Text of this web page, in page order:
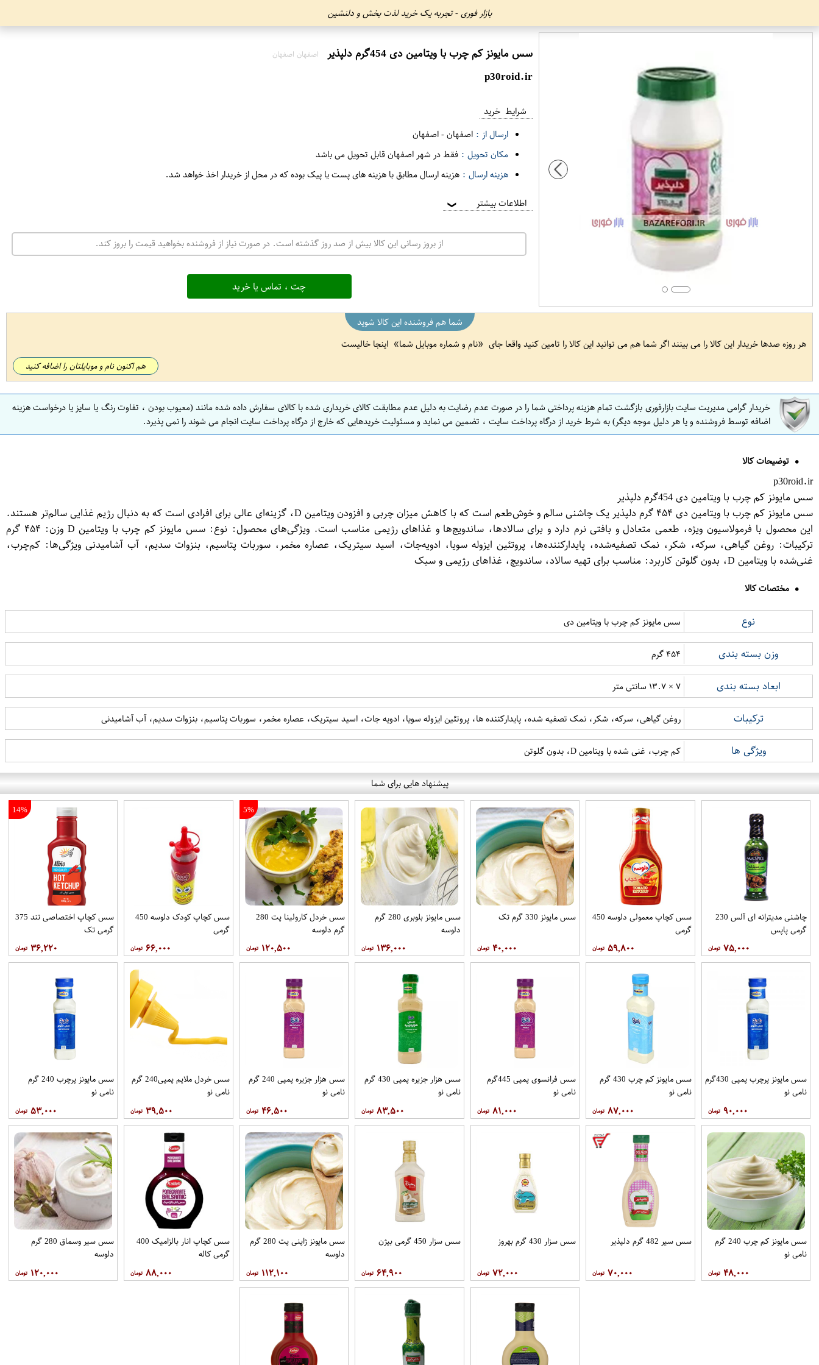
بازار فوری - تجربه یک خرید لذت بخش و دلنشین
سس مایونز کم چرب با ویتامین دی 454گرم دلپذیر اصفهان اصفهان
p30roid.ir
شرایط خرید
ارسال از : اصفهان-اصفهان
مکان تحویل : فقط در شهر اصفهان قابل تحویل می باشد
هزینه ارسال : هزینه ارسال مطابق با هزینه های پست یا پیک بوده که در محل از خریدار اخذ خواهد شد.
اطلاعات بیشتر ❯
از بروز رسانی این کالا بیش از صد روز گذشته است. در صورت نیاز از فروشنده بخواهید قیمت را بروز کند.
چت ، تماس یا خرید
شما هم فروشنده این کالا شوید
هر روزه صدها خریدار این کالا را می بینند اگر شما هم می توانید این کالا را تامین کنید واقعا جای
نام و شماره موبایل شما اینجا خالیست
هم اکنون نام و موبایلتان را اضافه کنید
خریدار گرامی مدیریت سایت بازارفوری بازگشت تمام هزینه پرداختی شما را در صورت عدم رضایت به دلیل عدم مطابقت کالای خریداری شده با کالای سفارش داده شده مانند (معیوب بودن ، تفاوت رنگ یا سایز یا درخواست هزینه
اضافه توسط فروشنده و یا هر دلیل موجه دیگر) به شرط خرید از درگاه پرداخت سایت ، تضمین می نماید و مسئولیت خریدهایی که خارج از درگاه پرداخت سایت انجام می شوند را نمی پذیرد.
توضیحات کالا
p30roid.ir
سس مایونز کم چرب با ویتامین دی 454گرم دلپذیر
سس مایونز کم چرب با ویتامین دی ۴۵۴ گرم دلپذیر یک چاشنی سالم و خوش‌طعم است که با کاهش میزان چربی و افزودن ویتامین D، گزینه‌ای عالی برای افرادی است که به دنبال رژیم غذایی سالم‌تر هستند.
این محصول با فرمولاسیون ویژه، طعمی متعادل و بافتی نرم دارد و برای سالادها، ساندویچ‌ها و غذاهای رژیمی مناسب است. ویژگی‌های محصول: نوع: سس مایونز کم چرب با ویتامین D وزن: ۴۵۴ گرم
ترکیبات: روغن گیاهی، سرکه، شکر، نمک تصفیه‌شده، پایدارکننده‌ها، پروتئین ایزوله سویا، ادویه‌جات، اسید سیتریک، عصاره مخمر، سوربات پتاسیم، بنزوات سدیم، آب آشامیدنی ویژگی‌ها: کم‌چرب،
غنی‌شده با ویتامین D، بدون گلوتن کاربرد: مناسب برای تهیه سالاد، ساندویچ، غذاهای رژیمی و سبک
مختصات کالا
نوع سس مایونز کم چرب با ویتامین دی
وزن بسته بندی ۴۵۴ گرم
ابعاد بسته بندی ۷ × ۱۳.۷ سانتی متر
ترکیبات روغن گیاهی، سرکه، شکر، نمک تصفیه شده، پایدارکننده ها، پروتئین ایزوله سویا، ادویه جات، اسید سیتریک، عصاره مخمر، سوربات پتاسیم، بنزوات سدیم، آب آشامیدنی
ویژگی ها کم چرب، غنی شده با ویتامین D، بدون گلوتن
پیشنهاد هایی برای شما
چاشنی مدیترانه ای آلس 230
گرمی پاپس
۷۵,۰۰۰
سس کچاپ معمولی دلوسه 450
گرمی
۵۹,۸۰۰
سس مایونز 330 گرم تک
۴۰,۰۰۰
سس مایونز بلوبری 280 گرم
دلوسه
۱۳۶,۰۰۰
5%
سس خردل کارولینا پت 280
گرم دلوسه
۱۲۰,۵۰۰
سس کچاپ کودک دلوسه 450
گرمی
۶۶,۰۰۰
14%
سس کچاپ اختصاصی تند 375
گرمی تک
۳۶,۲۲۰
سس مایونز پرچرب پمپی 430گرم
نامی نو
۹۰,۰۰۰
سس مایونز کم چرب 430 گرم
نامی نو
۸۷,۰۰۰
سس فرانسوی پمپی 445گرم
نامی نو
۸۱,۰۰۰
سس هزار جزیره پمپی 430 گرم
نامی نو
۸۳,۵۰۰
سس هزار جزیره پمپی 240 گرم
نامی نو
۴۶,۵۰۰
سس خردل ملایم پمپی240 گرم
نامی نو
۳۹,۵۰۰
سس مایونز پرچرب 240 گرم
نامی نو
۵۳,۰۰۰
سس مایونز کم چرب 240 گرم
نامی نو
۴۸,۰۰۰
سس سیر 482 گرم دلپذیر
۷۰,۰۰۰
سس سزار 430 گرم بهروز
۷۲,۰۰۰
سس سزار 450 گرمی بیژن
۶۴,۹۰۰
سس مایونز ژاپنی پت 280 گرم
دلوسه
۱۱۲,۱۰۰
سس کچاپ انار بالزامیک 400
گرمی کاله
۸۸,۰۰۰
سس سیر وسماق 280 گرم
دلوسه
۱۲۰,۰۰۰